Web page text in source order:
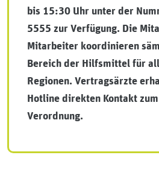
bis 15:30 Uhr unter der
5555 zur Verfügung. Die
Mitarbeiter koordinieren
Bereich der Hilfsmittel für
Regionen. Vertragsärzte
Hotline direkten Kontakt
Verordnung.